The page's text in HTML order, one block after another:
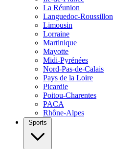
La Réunion
Languedoc-Roussillon
Limousin
Lorraine
Martinique
Mayotte
Midi-Pyrénées
Nord-Pas-de-Calais
Pays de la Loire
Picardie
Poitou-Charentes
PACA
Rhône-Alpes
Sports